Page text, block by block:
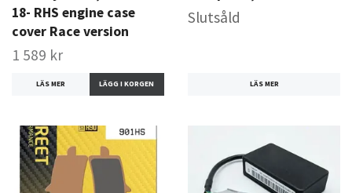
18- RHS engine case
cover Race version
1 589 kr
LÄS MER
Slutsåld
LÄS MER